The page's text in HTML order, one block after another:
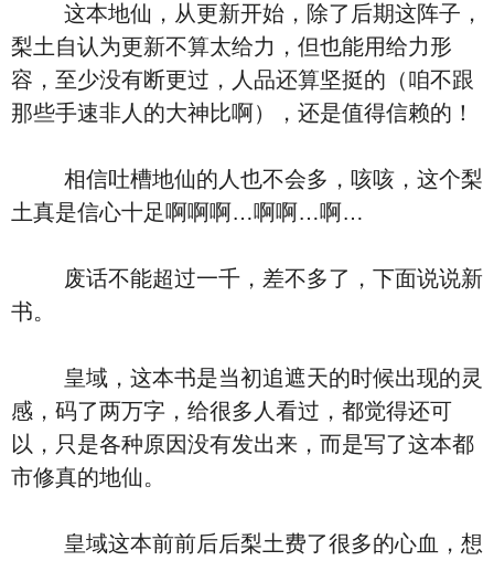
这本地仙，从更新开始，除了后期这阵子，
梨土自认为更新不算太给力，但也能用给力形
容，至少没有断更过，人品还算坚挺的（咱不跟
那些手速非人的大神比啊），还是值得信赖的！
相信吐槽地仙的人也不会多，咳咳，这个梨
土真是信心十足啊啊啊…啊啊…啊…
废话不能超过一千，差不多了，下面说说新
书。
皇域，这本书是当初追遮天的时候出现的灵
感，码了两万字，给很多人看过，都觉得还可
以，只是各种原因没有发出来，而是写了这本都
市修真的地仙。
皇域这本前前后后梨土费了很多的心血，想